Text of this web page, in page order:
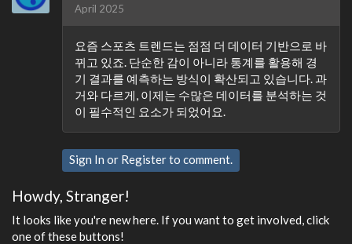
April 2025
요즘 스포츠 트렌드는 점점 더 데이터 기반으로 바
뀌고 있죠. 단순한 감이 아니라 통계를 활용해 경
기 결과를 예측하는 방식이 확산되고 있습니다. 과
거와 다르게, 이제는 수많은 데이터를 분석하는 것
이 필수적인 요소가 되었어요.
Sign In or Registerto comment.
Howdy, Stranger!
It looks like you're new here. If you want to get involved, click
one of these buttons!